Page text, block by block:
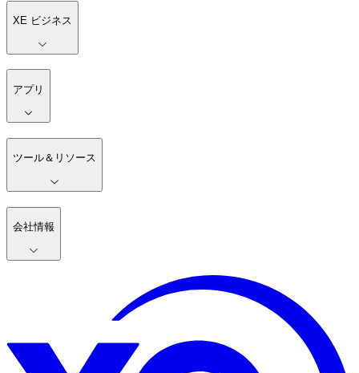
XE ビジネス
アプリ
ツール＆リソース
会社情報